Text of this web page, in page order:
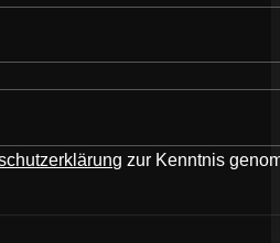
zur Kenntnis
(Kopieren)